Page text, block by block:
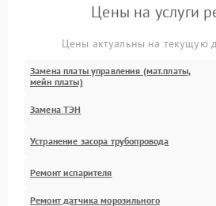
Цены на услуги
Цены актуальны на текущую
Замена платы управления (мат.платы,
мейн платы)
Замена ТЭН
Устранение засора трубопровода
Ремонт испарителя
Ремонт датчика морозильного